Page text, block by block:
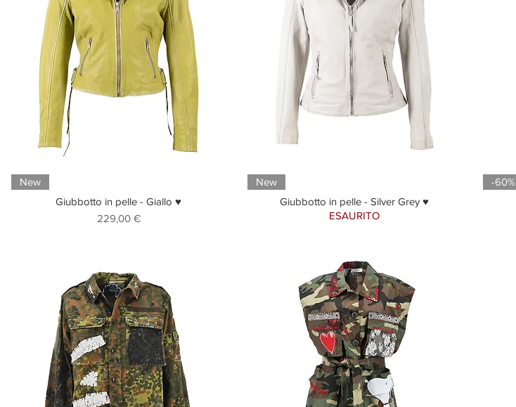
New
Giubbotto in pelle - Giallo ♥
Prezzo
229,00 €
New
Giubbotto in pelle - Silver Grey ♥
ESAURITO
-60%